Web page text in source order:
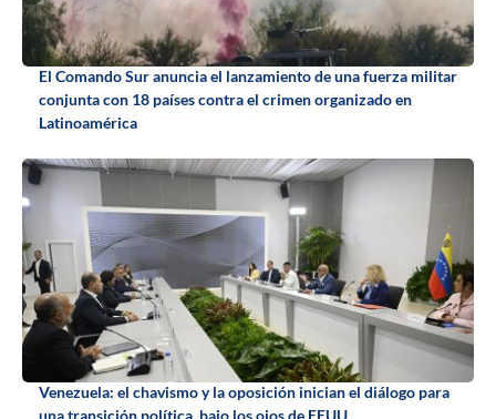
El Comando Sur anuncia el lanzamiento de una fuerza militar
conjunta con 18 países contra el crimen organizado en
Latinoamérica
Venezuela: el chavismo y la oposición inician el diálogo para
una transición política, bajo los ojos de EEUU